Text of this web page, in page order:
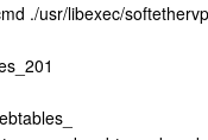
./usr/libexec/